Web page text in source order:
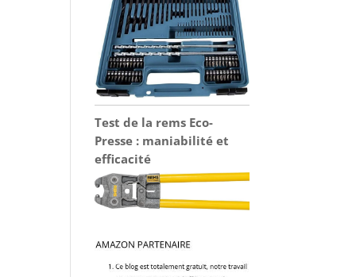
Test de la rems Eco-
Presse : maniabilité et
efficacité